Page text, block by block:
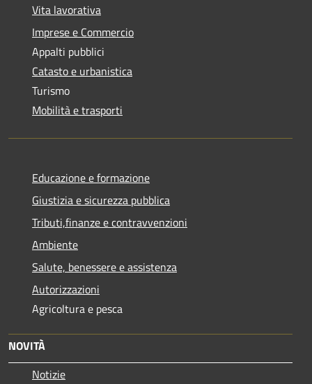
Vita lavorativa
Imprese e Commercio
Appalti pubblici
Catasto e urbanistica
Turismo
Mobilità e trasporti
Educazione e formazione
Giustizia e sicurezza pubblica
Tributi,finanze e contravvenzioni
Ambiente
Salute, benessere e assistenza
Autorizzazioni
Agricoltura e pesca
NOVITÀ
Notizie